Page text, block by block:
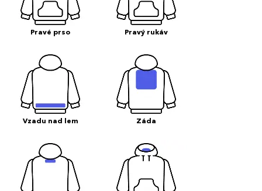
Pravé prso Pravý rukáv
Vzadu nad lem Záda